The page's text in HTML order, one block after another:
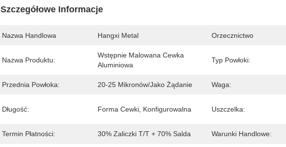
Szczegółowe Informacje
Nazwa Handlowa Hangxi Metal Orzecznictwo
Nazwa Produktu:
Wstępnie Malowana Cewka
Aluminiowa
Typ Powłoki:
Przednia Powłoka: 20-25 Mikronów/jako Żądanie Waga:
Długość: Forma Cewki, Konfigurowalna Uszczelka:
Termin Płatności: 30% Zaliczki T/T + 70% Salda Warunki Handlowe: